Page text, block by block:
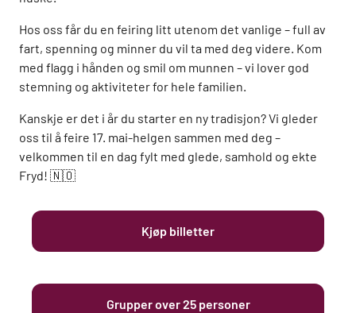
Hos oss får du en feiring litt utenom det vanlige – full av
fart, spenning og minner du vil ta med deg videre. Kom
med flagg i hånden og smil om munnen – vi lover god
stemning og aktiviteter for hele familien.
Kanskje er det i år du starter en ny tradisjon? Vi gleder
oss til å feire 17. mai-helgen sammen med deg –
velkommen til en dag fylt med glede, samhold og ekte
Fryd! 🇳🇴
Kjøp billetter
Grupper over 25 personer